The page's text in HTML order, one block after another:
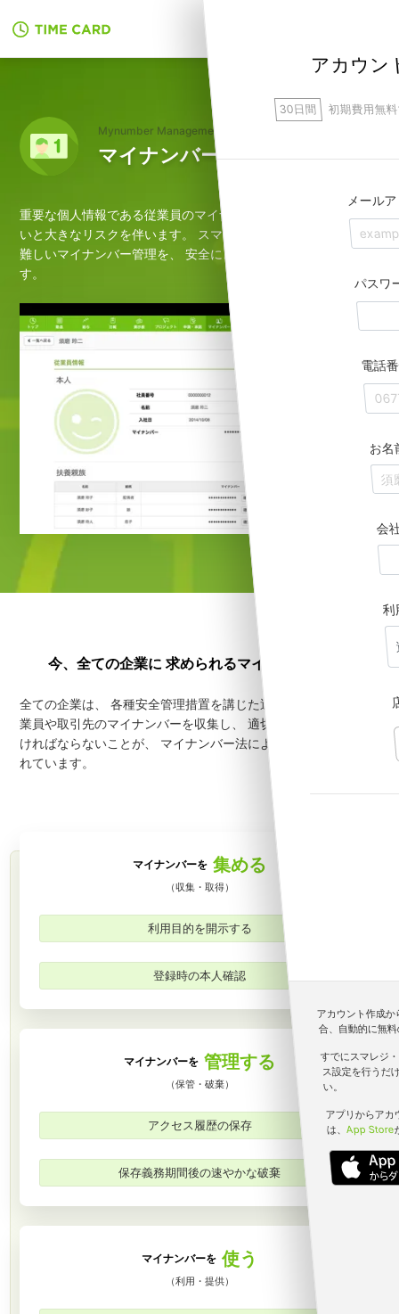
アカウン
30日間 初期費用無
メール
パスワ
電話
お名
会
利
アカウント作成
合、自動的に無
すでにスマレジ
ス設定を行うだ
い。
アプリからアカ
は、App Store
Mynumber Management
マイナンバー管理
重要な個人情報である従業員のマイナンバー。
いと大きなリスクを伴います。
スマレジ・タイムカードなら、
難しいマイナンバー管理を、
安全に、簡単に行うことができま
す。
今、全ての企業に 求められるマイナンバー管理
全ての企業は、 各種安全管理措置を講じた運用体制を整え、
業員や取引先のマイナンバーを収集し、
適切な管理を行なわな
ければならないことが、
マイナンバー法によって厳格に定めら
れています。
マイナンバーを 集める
（収集・取得）
利用目的を開示する
登録時の本人確認
マイナンバーを 管理する
（保管・破棄）
アクセス履歴の保存
保存義務期間後の速やかな破棄
マイナンバーを 使う
（利用・提供）